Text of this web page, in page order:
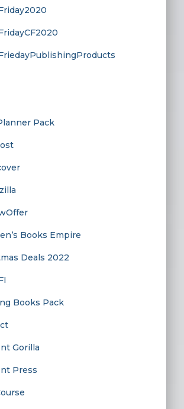
Pack
Books Empire
Deals 2022
Books Pack
Gorilla
Press